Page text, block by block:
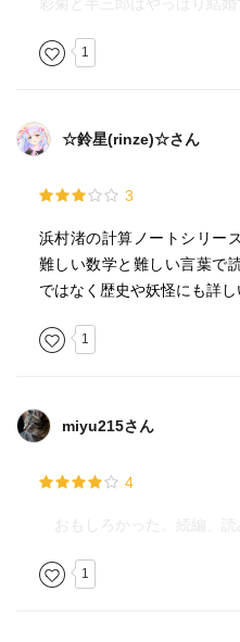
1
☆鈴星(rinze)☆さん
3
浜村渚の計算ノートシリー
難しい数学と難しい言葉で
ではなく歴史や妖怪にも詳し
1
miyu215さん
4
おもしろかった。続編、読
1